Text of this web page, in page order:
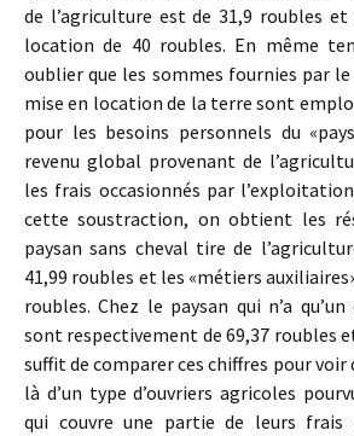
de l’agriculture est de 31,9 roubles
location de 40 roubles. En même
oublier que les sommes fournies par
mise en location de la terre sont
pour les besoins personnels du
revenu global provenant de
les frais occasionnés par
cette soustraction, on obtient les
paysan sans cheval tire de
41,99 roubles et les «métiers
roubles. Chez le paysan qui n’a
sont respectivement de 69,37 roubles
suffit de comparer ces chiffres pour voir
là d’un type d’ouvriers agricoles
qui couvre une partie de leurs frais